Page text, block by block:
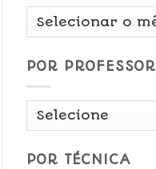
Por
POR PROFESSOR
POR TÉCNICA